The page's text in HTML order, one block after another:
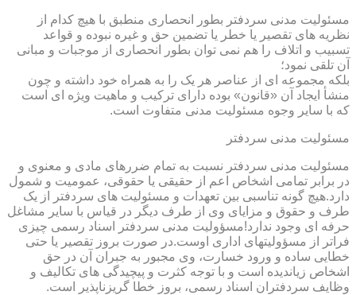
مسئولیت مدنی سردفتر بطور انحصاری منطبق با هیچ کدام از
نظریه های تقصیر یا خطر یا تضمین حق و غیره نبوده و قواعد
تسبیب و اتلاف را هم نمی توان بطور انحصاری از موجبات و مبانی
آن تلقی نمود؛
بلکه مجموعه ای از عناصر هر یک را به همراه خود داشته و چون
منشأ ایجاد آن «قانون» بوده دارای ترکیب و ماهیت ویژه ای است
که با سایر وجوه مسئولیت مدنی متفاوت است.
مسئولیت مدنی سردفتر
مسئولیت مدنی سردفتر نسبت به تمام ضررهای مادی و معنوی و
در برابر تمامی اشخاص اعم از حقیقی یا حقوقی، عمومیت و شمول
دارد.هیچ گونه تناسبی بین تعهدات و مسئولیت های سردفتر از یک
طرف و حقوق و مزایای وی از طرف دیگر در قیاس با سایر مشاغل
حرفه ای وجود ندارد!مسؤولیت مدنی سردفتر اسناد رسمی چیزی
فراتر از مسؤولیتهای اداری اوست.در صورت بروز تقصیر یا حتی
خطایی ساده و ورود خسارت، وی مجبور به جبران آن در حق
اشخاص زیاندیده است و با توجه کثرت و پیچیدگی های تکالیف و
وظایف سردفتران اسناد رسمی، بروز خطا گریزناپذیر است.